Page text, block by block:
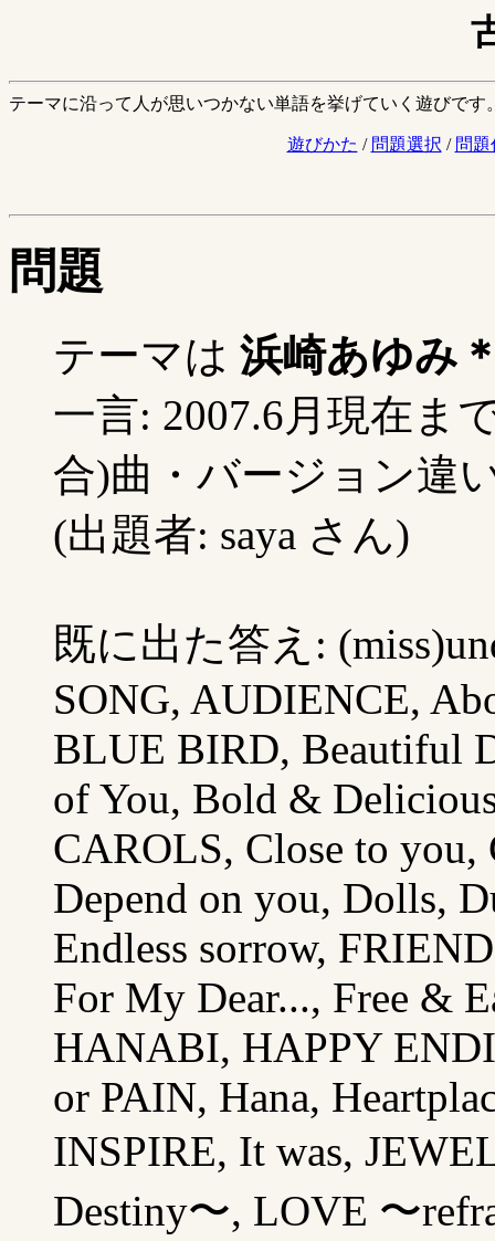
テーマに沿って人が思いつかない単語を挙げていく遊びです
遊びかた / 問題選択 / 問題
問題
テーマは 浜崎あゆみ
一言: 2007.6月現在ま
合)曲・バージョン違
(出題者: saya さん)
既に出た答え:
SONG, AUDIENCE,
BLUE BIRD, Beautiful
of You, Bold &
CAROLS, Close to you,
Depend on you, Dolls,
Endless sorrow,
For My Dear..., Free &
HANABI, HAPPY
or PAIN, Hana,
INSPIRE, It was,
Destiny〜, LOVE 〜